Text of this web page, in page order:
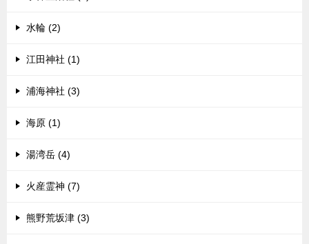
水輪 (2)
江田神社 (1)
浦海神社 (3)
海原 (1)
湯湾岳 (4)
火産霊神 (7)
熊野荒坂津 (3)